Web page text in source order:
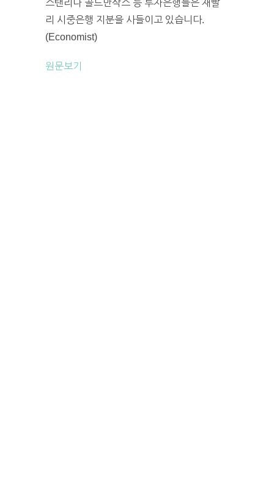
스탠리나 골드만삭스 등 투자은행들은 재빨
리 시중은행 지분을 사들이고 있습니다.
(Economist)
원문보기